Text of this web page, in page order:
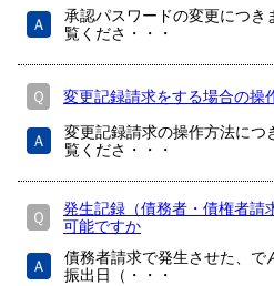
Ａ
承認パスワードの変更につき
覧くださ・・・
Ｑ 変更記録請求をする場合の操
Ａ
変更記録請求の操作方法につ
覧くださ・・・
Ｑ
発生記録（債務者・債権者請
可能ですか
Ａ
債務者請求で発生させた、で
振出日（・・・